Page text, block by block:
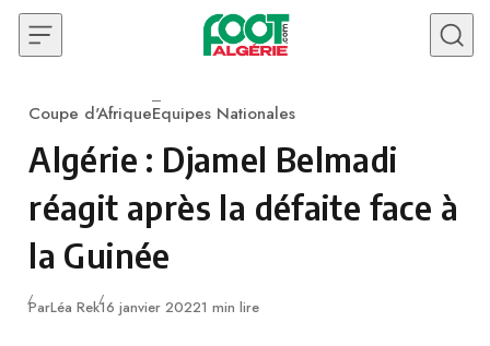
Skip to content
Category
Coupe d'AfriqueEquipes Nationales
Algérie : Djamel Belmadi
réagit après la défaite face à
la Guinée
ParLéa RekPublié
16 janvier 20221 min lire